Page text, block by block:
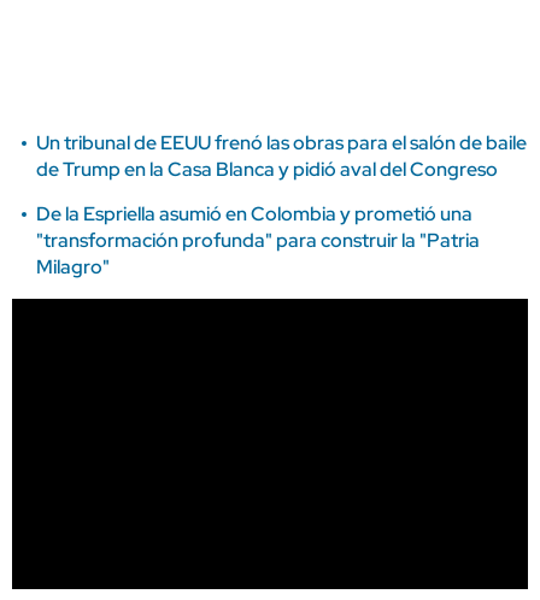
Un tribunal de EEUU frenó las obras para el salón de baile
de Trump en la Casa Blanca y pidió aval del Congreso
De la Espriella asumió en Colombia y prometió una
"transformación profunda" para construir la "Patria
Milagro"